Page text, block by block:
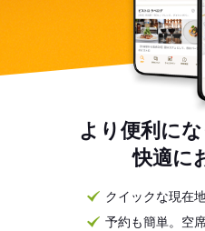
より便利に
快適に
クイックな現在
予約も簡単。空